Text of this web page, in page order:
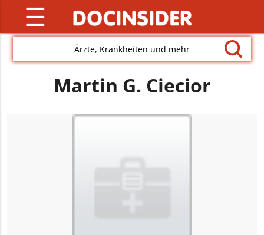
☰
Ärzte, Krankheiten und mehr
Martin G. Ciecior